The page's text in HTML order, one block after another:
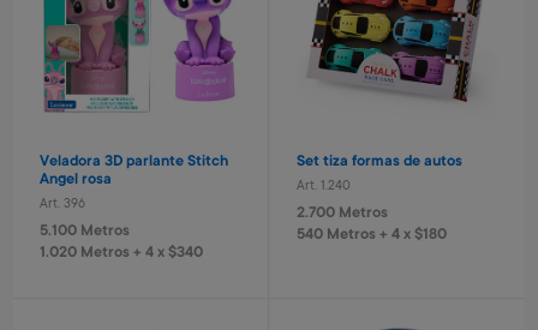
Veladora 3D parlante Stitch
Angel rosa
Art. 396
5.100 Metros
1.020 Metros + 4 x $340
Set tiza formas de autos
Art. 1.240
2.700 Metros
540 Metros + 4 x $180